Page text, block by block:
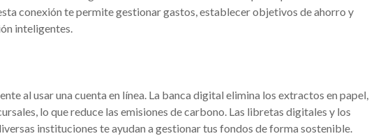
conexión te permite gestionar gastos, establecer objetivos de ahorro y
inteligentes.
al usar una cuenta en línea. La banca digital elimina los extractos en papel,
lo que reduce las emisiones de carbono. Las libretas digitales y los
instituciones te ayudan a gestionar tus fondos de forma sostenible.